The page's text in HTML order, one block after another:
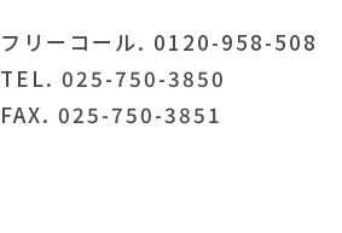
フリーコール. 0120-958-508
TEL. 025-750-3850
FAX. 025-750-3851